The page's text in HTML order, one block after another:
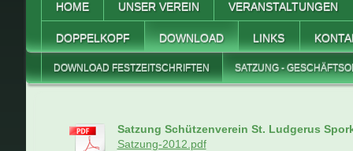
HOME UNSER VEREIN VERANSTALTUNGEN
DOPPELKOPF DOWNLOAD LINKS
DOWNLOAD FESTZEITSCHRIFTEN SATZUNG -
Satzung Schützenverein St. Ludgerus
Satzung-2012.pdf